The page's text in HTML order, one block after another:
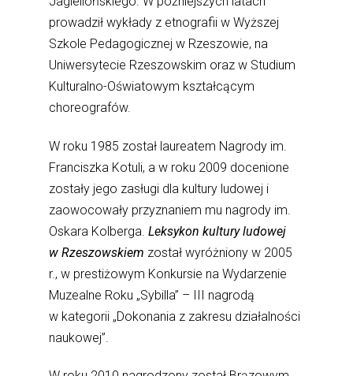
prowadził wykłady z etnografii w Wyższej
Szkole Pedagogicznej w Rzeszowie, na
Uniwersytecie Rzeszowskim oraz w Studium
Kulturalno-Oświatowym kształcącym
choreografów.
W roku 1985 został laureatem Nagrody im.
Franciszka Kotuli, a w roku 2009 docenione
zostały jego zasługi dla kultury ludowej i
zaowocowały przyznaniem mu nagrody im.
Oskara Kolberga. Leksykon kultury ludowej
w Rzeszowskiem został wyróżniony w 2005
r., w prestiżowym Konkursie na Wydarzenie
Muzealne Roku „Sybilla” – III nagrodą
w kategorii „Dokonania z zakresu działalności
naukowej”.